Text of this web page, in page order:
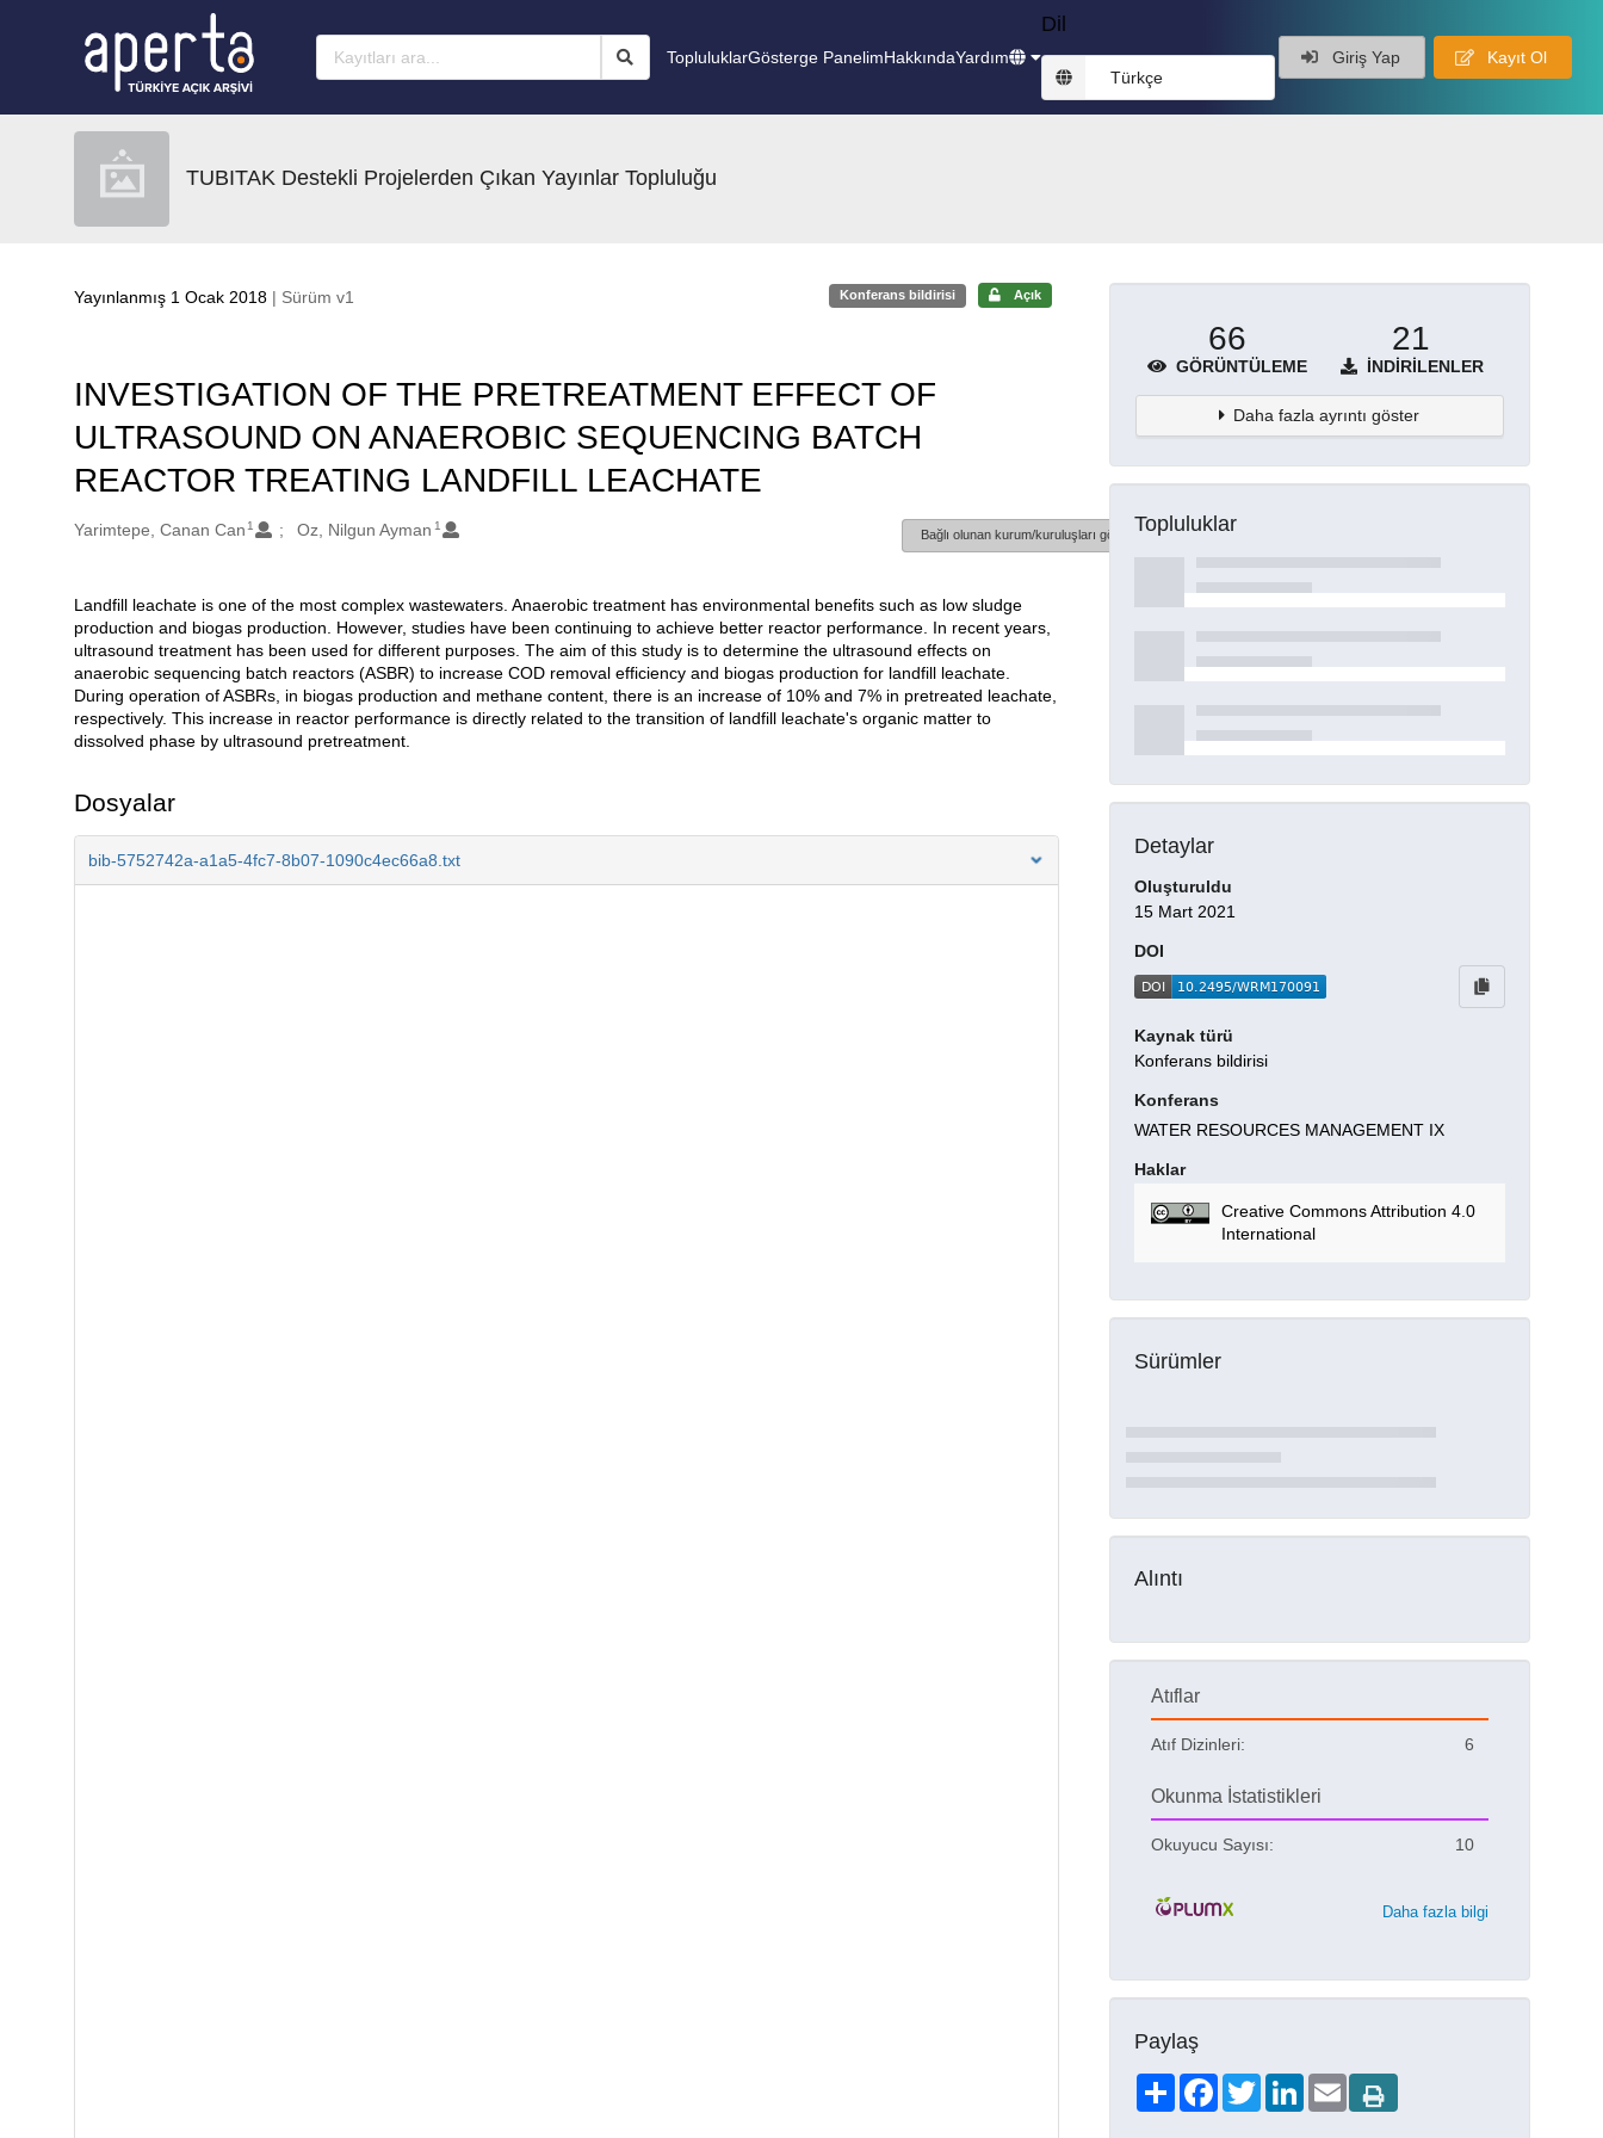
TopluluklarGösterge PanelimHakkındaYardım
Dil
Türkçe
Giriş Yap Kayıt Ol
TUBITAK Destekli Projelerden Çıkan Yayınlar Topluluğu
Yayınlanmış 1 Ocak 2018 | Sürüm v1 Konferans bildirisi Açık
INVESTIGATION OF THE PRETREATMENT EFFECT OF
ULTRASOUND ON ANAEROBIC SEQUENCING BATCH
REACTOR TREATING LANDFILL LEACHATE
Oluşturanlar
Yarimtepe, Canan Can 1 Oz, Nilgun Ayman 1
Bağlı olunan kurum/kuruluşları göster
Açıklama
Landfill leachate is one of the most complex wastewaters. Anaerobic treatment has environmental benefits such as low sludge
production and biogas production. However, studies have been continuing to achieve better reactor performance. In recent years,
ultrasound treatment has been used for different purposes. The aim of this study is to determine the ultrasound effects on
anaerobic sequencing batch reactors (ASBR) to increase COD removal efficiency and biogas production for landfill leachate.
During operation of ASBRs, in biogas production and methane content, there is an increase of 10% and 7% in pretreated leachate,
respectively. This increase in reactor performance is directly related to the transition of landfill leachate's organic matter to
dissolved phase by ultrasound pretreatment.
Dosyalar
bib-5752742a-a1a5-4fc7-8b07-1090c4ec66a8.txt
66
GÖRÜNTÜLEME
21
İNDIRILENLER
Daha fazla ayrıntı göster
Topluluklar
Detaylar
Oluşturuldu
15 Mart 2021
DOI
Kaynak türü
Konferans bildirisi
Konferans
WATER RESOURCES MANAGEMENT IX
Haklar
Creative Commons Attribution 4.0
International
Sürümler
Alıntı
Atıflar
Atıf Dizinleri: 6
Okunma İstatistikleri
Okuyucu Sayısı: 10
Daha fazla bilgi
Paylaş
ShareFacebook
TwitterLinkedIn
Email